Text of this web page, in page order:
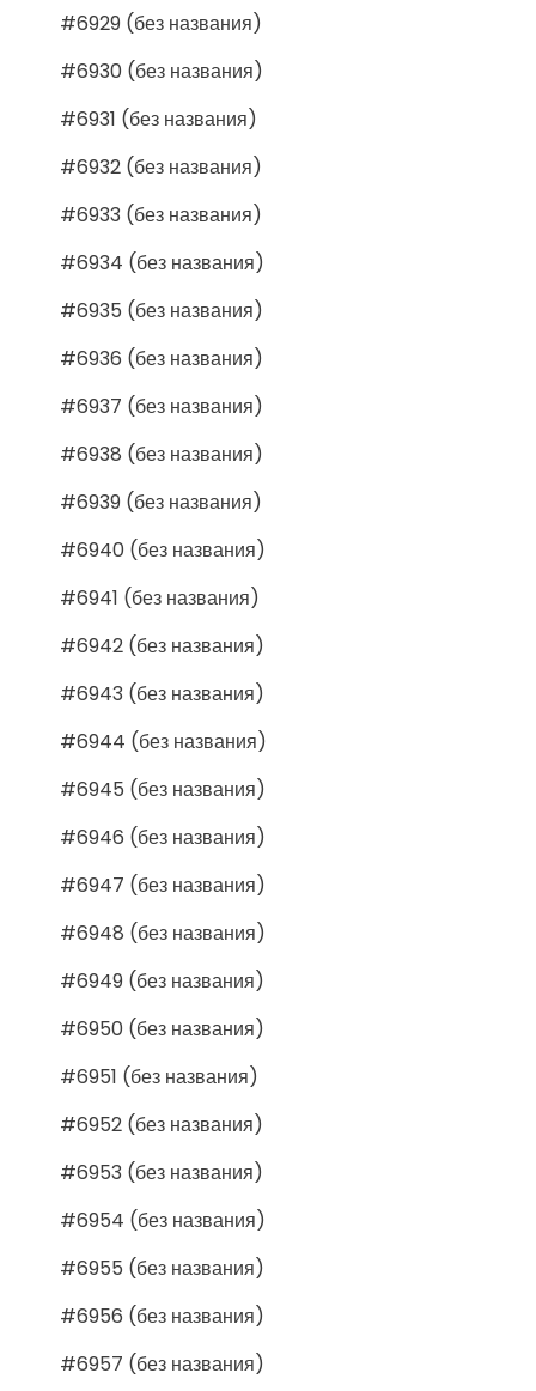
#6929 (без названия)
#6930 (без названия)
#6931 (без названия)
#6932 (без названия)
#6933 (без названия)
#6934 (без названия)
#6935 (без названия)
#6936 (без названия)
#6937 (без названия)
#6938 (без названия)
#6939 (без названия)
#6940 (без названия)
#6941 (без названия)
#6942 (без названия)
#6943 (без названия)
#6944 (без названия)
#6945 (без названия)
#6946 (без названия)
#6947 (без названия)
#6948 (без названия)
#6949 (без названия)
#6950 (без названия)
#6951 (без названия)
#6952 (без названия)
#6953 (без названия)
#6954 (без названия)
#6955 (без названия)
#6956 (без названия)
#6957 (без названия)